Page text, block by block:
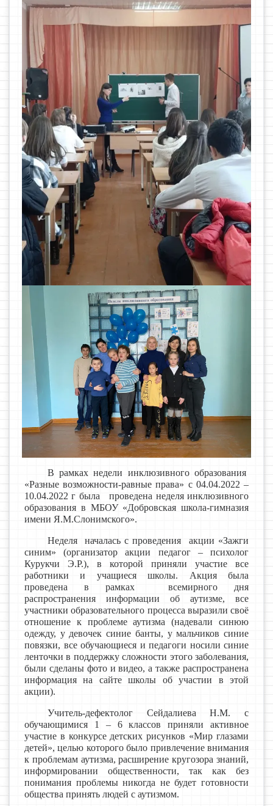
В рамках недели инклюзивного образования
«Разные возможности-равные права» с 04.04.2022 –
10.04.2022 г была проведена неделя инклюзивного
образования в МБОУ «Добровская школа-гимназия
имени Я.М.Слонимского».
Неделя началась с проведения акции «Зажги
синим» (организатор акции педагог – психолог
Курукчи Э.Р.), в которой приняли участие все
работники и учащиеся школы. Акция была
проведена в рамках всемирного дня
распространения информации об аутизме, все
участники образовательного процесса выразили своё
отношение к проблеме аутизма (надевали синюю
одежду, у девочек синие банты, у мальчиков синие
повязки, все обучающиеся и педагоги носили синие
ленточки в поддержку сложности этого заболевания,
были сделаны фото и видео, а также распространена
информация на сайте школы об участии в этой
акции).
Учитель-дефектолог Сейдалиева Н.М. с
обучающимися 1 – 6 классов приняли активное
участие в конкурсе детских рисунков «Мир глазами
детей», целью которого было привлечение внимания
к проблемам аутизма, расширение кругозора знаний,
информировании общественности, так как без
понимания проблемы никогда не будет готовности
общества принять людей с аутизмом.